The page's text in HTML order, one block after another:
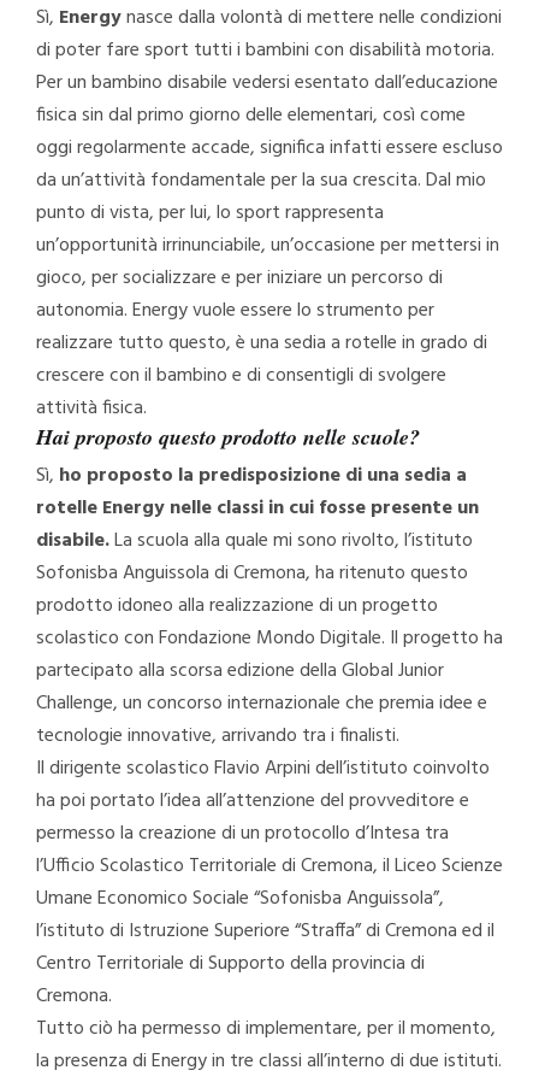
Sì, Energynasce dalla volontà di mettere nelle condizioni
di poter fare sport tutti i bambini con disabilità motoria.
Per un bambino disabile vedersi esentato dall’educazione
fisica sin dal primo giorno delle elementari, così come
oggi regolarmente accade, significa infatti essere escluso
da un’attività fondamentale per la sua crescita. Dal mio
punto di vista, per lui, lo sport rappresenta
un’opportunità irrinunciabile, un’occasione per mettersi in
gioco, per socializzare e per iniziare un percorso di
autonomia. Energy vuole essere lo strumento per
realizzare tutto questo, è una sedia a rotelle in grado di
crescere con il bambino e di consentigli di svolgere
attività fisica.
Hai proposto questo prodotto nelle scuole?
Sì, ho proposto la predisposizione di una sedia a
rotelle Energy nelle classi in cui fosse presente un
disabile.La scuola alla quale mi sono rivolto, l’istituto
Sofonisba Anguissola di Cremona, ha ritenuto questo
prodotto idoneo alla realizzazione di un progetto
scolastico con Fondazione Mondo Digitale. Il progetto ha
partecipato alla scorsa edizione della Global Junior
Challenge, un concorso internazionale che premia idee e
tecnologie innovative, arrivando tra i finalisti.
Il dirigente scolastico Flavio Arpini dell’istituto coinvolto
ha poi portato l’idea all’attenzione del provveditore e
permesso la creazione di un protocollo d’Intesa tra
l’Ufficio Scolastico Territoriale di Cremona, il Liceo Scienze
Umane Economico Sociale “Sofonisba Anguissola”,
l’istituto di Istruzione Superiore “Straffa” di Cremona ed il
Centro Territoriale di Supporto della provincia di
Cremona.
Tutto ciò ha permesso di implementare, per il momento,
la presenza di Energy in tre classi all’interno di due istituti.